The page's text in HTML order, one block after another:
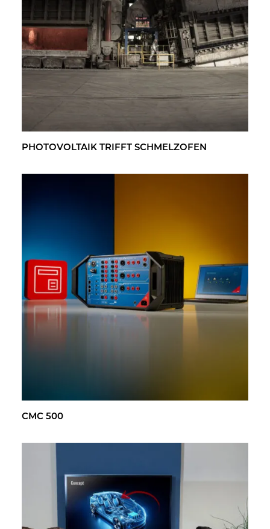
PHO­TO­VOL­TA­IK TRIFFT SCHMELZ­OFEN
CMC 500